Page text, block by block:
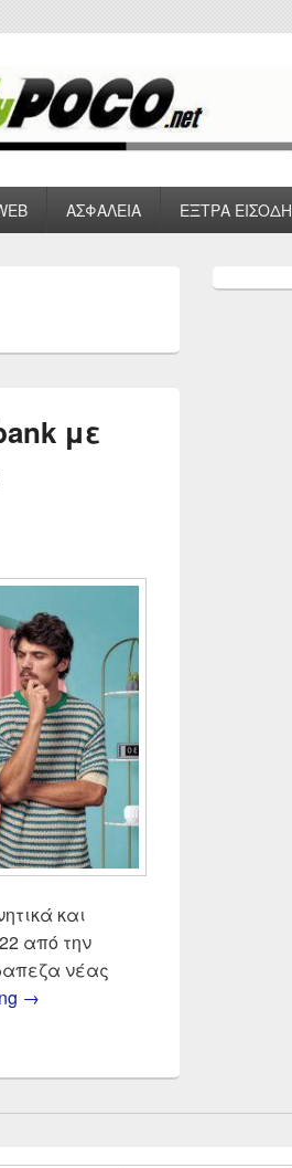
ΑΣΦΑΛΕΙΑ ΕΞΤΡΑ
με
και
από την
νέας
Payzy by Cosmote νέα online
→
Sidebar